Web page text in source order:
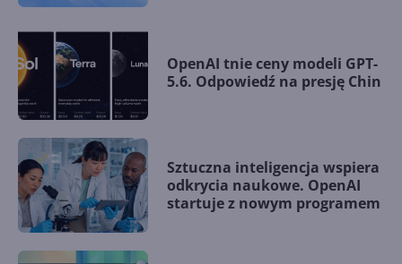
OpenAI tnie ceny modeli GPT-
5.6. Odpowiedź na presję Chin
Sztuczna inteligencja wspiera
odkrycia naukowe. OpenAI
startuje z nowym programem